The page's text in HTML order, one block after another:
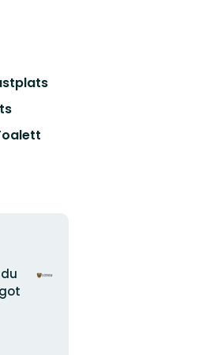
Organisationens